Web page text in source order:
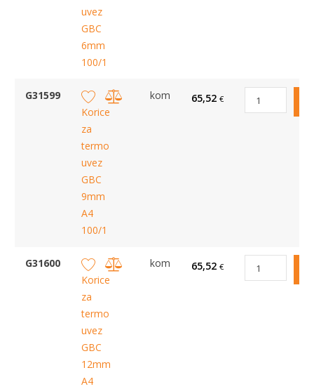
uvez
GBC
6mm
100/1
G31599
Korice
za
termo
uvez
GBC
9mm
A4
100/1
kom 65,52 €
G31600
Korice
za
termo
uvez
GBC
12mm
A4
kom 65,52 €